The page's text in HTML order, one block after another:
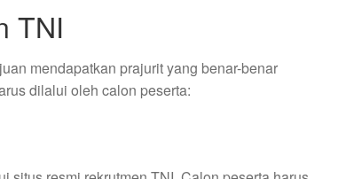
TNI
mendapatkan prajurit yang benar-benar
dilalui oleh calon peserta: